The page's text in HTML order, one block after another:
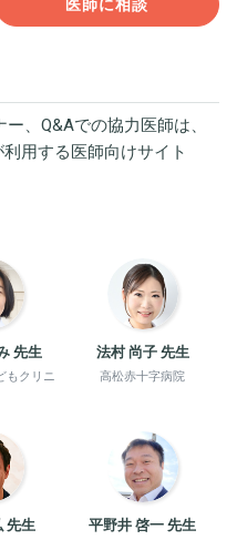
医師に相談
、Q&Aでの協力医師は、
利用する医師向けサイト
先生
もクリニ
法村 尚子 先生
高松赤十字病院
先生 平野井 啓一 先生